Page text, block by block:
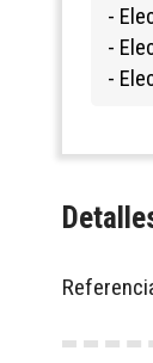
-
-
-